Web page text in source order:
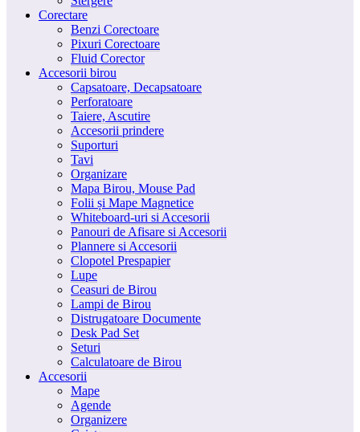
Corectare
Benzi Corectoare
Pixuri Corectoare
Fluid Corector
Accesorii birou
Capsatoare, Decapsatoare
Perforatoare
Taiere, Ascutire
Accesorii prindere
Suporturi
Tavi
Organizare
Mapa Birou, Mouse Pad
Folii și Mape Magnetice
Whiteboard-uri si Accesorii
Panouri de Afisare si Accesorii
Plannere si Accesorii
Clopotel Prespapier
Lupe
Ceasuri de Birou
Lampi de Birou
Distrugatoare Documente
Desk Pad Set
Seturi
Calculatoare de Birou
Accesorii
Mape
Agende
Organizere